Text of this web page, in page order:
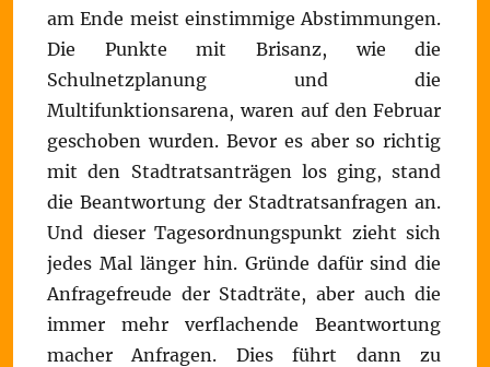
am Ende meist einstimmige Abstimmungen.
Die Punkte mit Brisanz, wie die
Schulnetzplanung und die
Multifunktionsarena, waren auf den Februar
geschoben wurden. Bevor es aber so richtig
mit den Stadtratsanträgen los ging, stand
die Beantwortung der Stadtratsanfragen an.
Und dieser Tagesordnungspunkt zieht sich
jedes Mal länger hin. Gründe dafür sind die
Anfragefreude der Stadträte, aber auch die
immer mehr verflachende Beantwortung
macher Anfragen. Dies führt dann zu